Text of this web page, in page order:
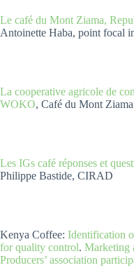
Le café du Mont Ziama,
Antoinette Haba, point focal
La cooperative agricole de
WOKO, Café du Mont
Les IGs café réponses et
Philippe Bastide, CIRAD
Kenya Coffee: Identification
for quality control. Marketing
Producers’ association